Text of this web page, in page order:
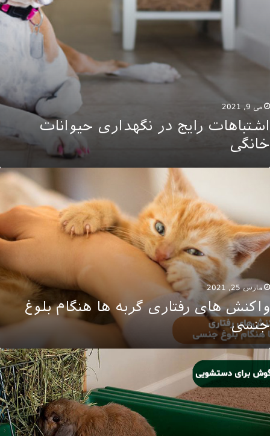
می 9, 2021
اشتباهات رایج در نگهداری حیوانات
خانگی
‌ها
هنگام
بلوغ
جنسی
مارس 25, 2021
واکنش ‌های رفتاری گربه ‌ها هنگام بلوغ
جنسی
تربیت
خرگوش
برای
دستشویی